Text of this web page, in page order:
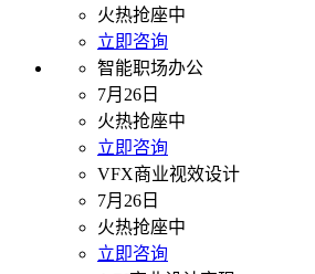
火热抢座中
立即咨询
智能职场办公
7月26日
火热抢座中
立即咨询
VFX商业视效设计
7月26日
火热抢座中
立即咨询